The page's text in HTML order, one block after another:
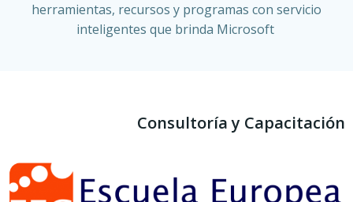
herramientas, recursos y programas con servicio
inteligentes que brinda Microsoft
Consultoría y Capacitación